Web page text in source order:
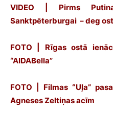
VIDEO | Pirms
Sanktpēterburgai – deg
FOTO | Rīgas ostā
“AIDABella”
FOTO | Filmas “Uļa”
Agneses Zeltiņas acīm